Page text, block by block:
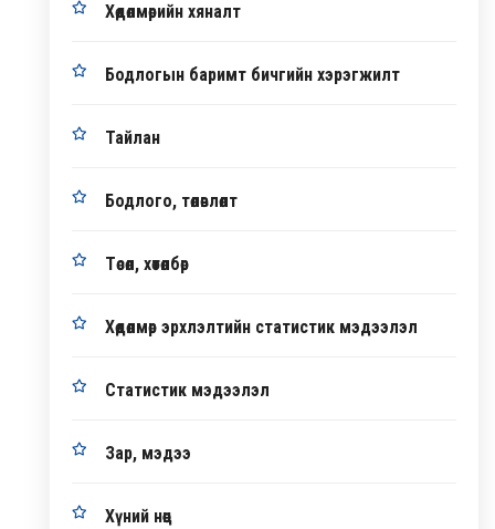
Хөдөлмөрийн хяналт
Бодлогын баримт бичгийн хэрэгжилт
Тайлан
Бодлого, төлөвлөлт
Төсөл, хөтөлбөр
Хөдөлмөр эрхлэлтийн статистик мэдээлэл
Статистик мэдээлэл
Зар, мэдээ
Хүний нөөц